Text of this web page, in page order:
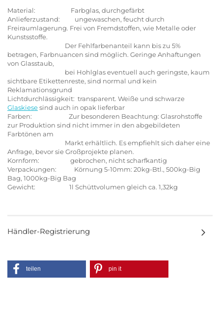
Material: Farbglas, durchgefärbt
Anlieferzustand: ungewaschen, feucht durch
Freiraumlagerung. Frei von Fremdstoffen, wie Metalle oder
Kunstsstoffe.
Der Fehlfarbenanteil kann bis zu 5%
betragen, Farbnuancen sind möglich. Geringe Anhaftungen
von Glasstaub,
bei Hohlglas eventuell auch geringste, kaum
sichtbare Etikettenreste, sind normal und kein
Reklamationsgrund
Lichtdurchlässigkeit: transparent. Weiße und schwarze
Glaskiesesind auch in opak lieferbar
Farben: Zur besonderen Beachtung: Glasrohstoffe
zur Produktion sind nicht immer in den abgebildeten
Farbtönen am
Markt erhältlich. Es empfiehlt sich daher eine
Anfrage, bevor sie Großprojekte planen.
Kornform: gebrochen, nicht scharfkantig
Verpackungen: Körnung 5-10mm: 20kg-Btl., 500kg-Big
Bag, 1000kg-Big Bag
Gewicht: 1l Schüttvolumen gleich ca. 1,32kg
Händler-Registrierung
teilen pin it